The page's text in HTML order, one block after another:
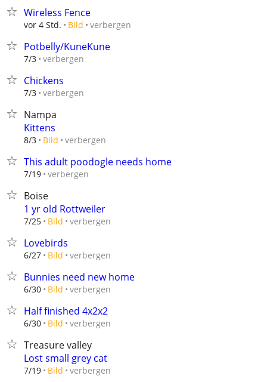
Wireless Fence
vor 4 Std. Bild verbergen
Potbelly/KuneKune
7/3 verbergen
Chickens
7/3 verbergen
Nampa
Kittens
8/3 Bild verbergen
This adult poodogle needs home
7/19 verbergen
Boise
1 yr old Rottweiler
7/25 Bild verbergen
Lovebirds
6/27 Bild verbergen
Bunnies need new home
6/30 Bild verbergen
Half finished 4x2x2
6/30 Bild verbergen
Treasure valley
Lost small grey cat
7/19 Bild verbergen